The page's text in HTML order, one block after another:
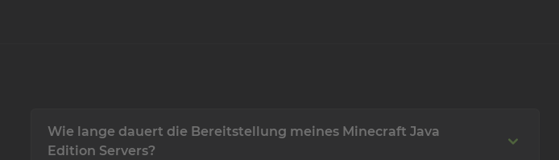
Wie lange dauert die Bereitstellung meines Minecraft Java
Edition Servers?